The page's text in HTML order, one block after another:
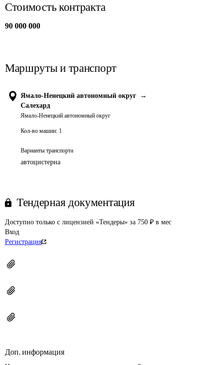
Стоимость контракта
90 000 000
Маршруты и транспорт
Ямало-Ненецкий автономный округ
→
Салехард
Ямало-Ненецкий автономный округ
Кол-во машин: 1
Варианты транспорта
автоцистерна
Тендерная документация
Доступно только с лицензией «Тендеры» за 750 ₽ в мес
Вход
Регистрация
Доп. информация